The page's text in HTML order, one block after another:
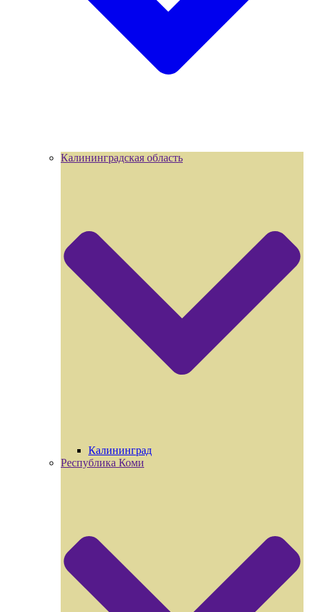
Калининградская область
Калининград
Республика Коми